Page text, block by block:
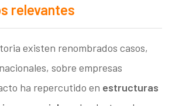
relevantes
existen renombrados casos,
sobre empresas
ha repercutido en estructuras